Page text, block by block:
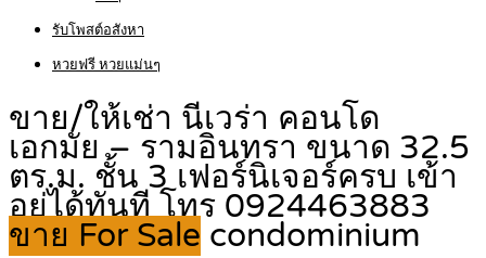
รับโพสต์อสังหา
หวยฟรี หวยแม่นๆ
ขาย/ให้เช่า นีเวร่า คอนโด
เอกมัย – รามอินทรา ขนาด 32.5
ตร.ม. ชั้น 3 เฟอร์นิเจอร์ครบ เข้า
อยู่ได้ทันที โทร 0924463883
ขาย For Sale condominium